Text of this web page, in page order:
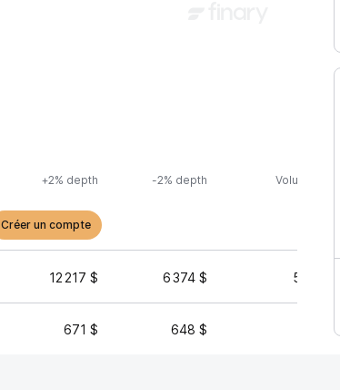
+2% depth -2% depth Volume (24h)
Créer un compte
12 217 $ 6 374 $ 55 326 $
671 $ 648 $ 114 $